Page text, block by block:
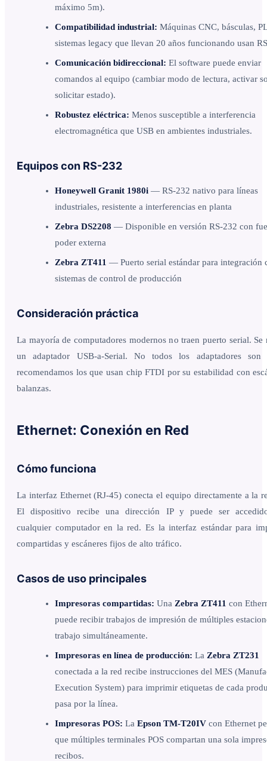
máximo 5m).
Compatibilidad industrial: Máquinas CNC, básculas,
sistemas legacy que llevan 20 años funcionando usan
Comunicación bidireccional: El software puede enviar
comandos al equipo (cambiar modo de lectura, activar
solicitar estado).
Robustez eléctrica: Menos susceptible a interferencia
electromagnética que USB en ambientes industriales.
Equipos con RS-232
Honeywell Granit 1980i — RS-232 nativo para líneas
industriales, resistente a interferencias en planta
Zebra DS2208 — Disponible en versión RS-232 con
poder externa
Zebra ZT411 — Puerto serial estándar para integración
sistemas de control de producción
Consideración práctica
La mayoría de computadores modernos no traen puerto serial. Se
un adaptador USB-a-Serial. No todos los adaptadores son
recomendamos los que usan chip FTDI por su estabilidad con
balanzas.
Ethernet: Conexión en Red
Cómo funciona
La interfaz Ethernet (RJ-45) conecta el equipo directamente a la
El dispositivo recibe una dirección IP y puede ser
cualquier computador en la red. Es la interfaz estándar para
compartidas y escáneres fijos de alto tráfico.
Casos de uso principales
Impresoras compartidas: Una Zebra ZT411 con
puede recibir trabajos de impresión de múltiples
trabajo simultáneamente.
Impresoras en línea de producción: La Zebra ZT231
conectada a la red recibe instrucciones del MES
Execution System) para imprimir etiquetas de cada
pasa por la línea.
Impresoras POS: La Epson TM-T20IV con Ethernet
que múltiples terminales POS compartan una sola
recibos.